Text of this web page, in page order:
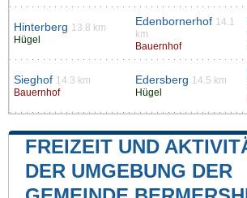
Hinterberg 13.8 km
Hügel
Edenbornerhof 14.1
km
Bauernhof
Sieghof 14.3 km
Bauernhof
Edersberg 14.5 km
Hügel
FREIZEIT UND
DER UMGEBUNG DER